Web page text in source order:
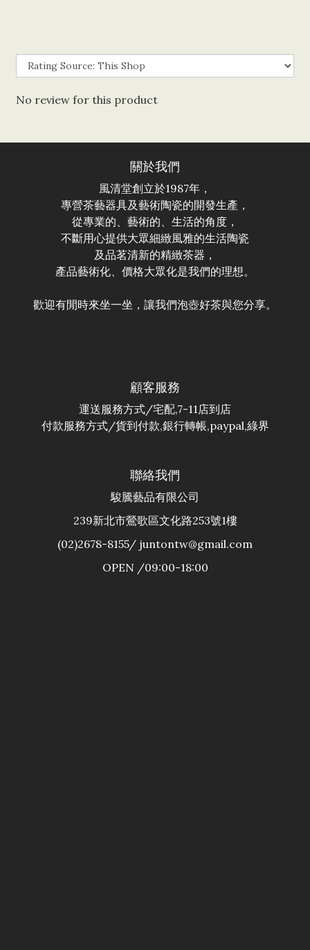
No review for this product
關於我們
風清堂創立於1987年，
專營茶藝器具及藝術陶瓷的開發生產，
從專業的、藝術的、生活的角度，
不斷用心提供大眾細緻風雅的生活陶瓷
及品茗清新的精緻茶器，
產品藝術化、價格大眾化是我們的理想。
歡迎有閒時來坐一坐，讓我們泡壺好茶與您分享。
顧客服務
運送服務方式/宅配,7-11店到店
付款服務方式/貨到付款,銀行轉帳,paypal,綠界
聯絡我們
駿騰藝品有限公司
239新北市鶯歌區文化路253號1樓
(02)2678-8155/ juntontw@gmail.com
OPEN /09:00-18:00